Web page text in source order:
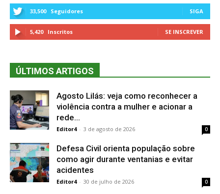
33,500 Seguidores SIGA
5,420 Inscritos SE INSCREVER
ÚLTIMOS ARTIGOS
Agosto Lilás: veja como reconhecer a
violência contra a mulher e acionar a
rede...
Editor4 - 3 de agosto de 2026 0
Defesa Civil orienta população sobre
como agir durante ventanias e evitar
acidentes
Editor4 - 30 de julho de 2026 0